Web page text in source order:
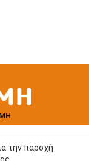
την παροχή